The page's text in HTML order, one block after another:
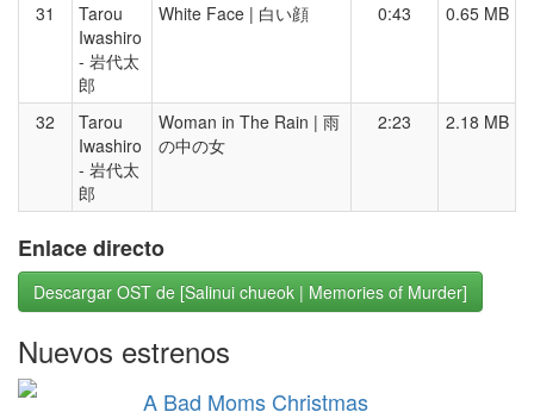
31
Tarou
Iwashiro
- 岩代太
郎
White Face | 白い顔 0:43 0.65 MB
32
Tarou
Iwashiro
- 岩代太
郎
Woman in The Rain | 雨
の中の女
2:23 2.18 MB
Enlace directo
Descargar OST de [Salinui chueok | Memories of Murder]
Nuevos estrenos
A Bad Moms Christmas